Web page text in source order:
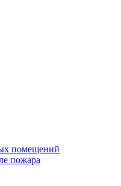
помещений
пожара